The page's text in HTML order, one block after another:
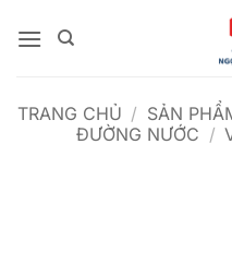
qua
TRANG CHỦ / SẢN
ĐƯỜNG NƯỚC /